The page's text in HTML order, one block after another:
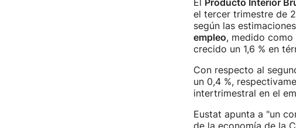
El Producto Interior
el tercer trimestre de
según las
empleo, medido
crecido un 1,6 % en
Con respecto al
un 0,4 %,
intertrimestral en el
Eustat apunta a "un
de la economía de la